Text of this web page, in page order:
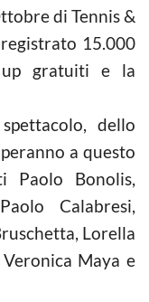
di Tennis &
15.000
gratuiti e la
dello
a questo
Paolo Bonolis,
Calabresi,
Lorella
Maya e